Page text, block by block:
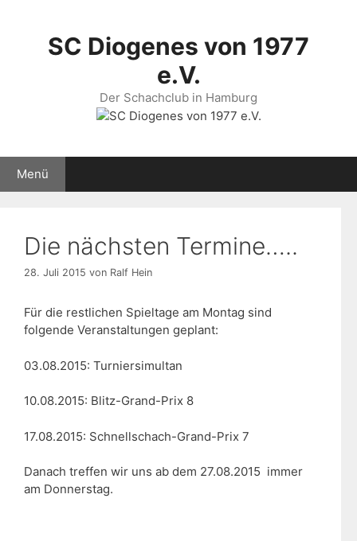
springenSC Diogenes von 1977
e.V.
Der Schachclub in Hamburg
Menü
Die nächsten Termine…..
28. Juli 2015 von Ralf Hein
Für die restlichen Spieltage am Montag sind
folgende Veranstaltungen geplant:
03.08.2015: Turniersimultan
10.08.2015: Blitz-Grand-Prix 8
17.08.2015: Schnellschach-Grand-Prix 7
Danach treffen wir uns ab dem 27.08.2015 immer
am Donnerstag.